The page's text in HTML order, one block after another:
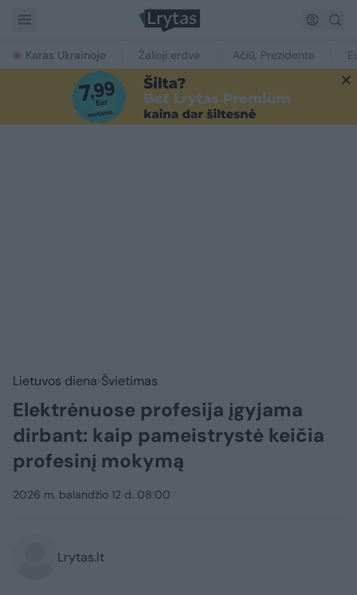
Karas Ukrainoje Žalioji erdvė Ačiū, Prezidente
Lietuvos diena Švietimas
Elektrėnuose profesija įgyjama
dirbant: kaip pameistrystė keičia
profesinį mokymą
2026 m. balandžio 12 d. 08:00
Lrytas.lt